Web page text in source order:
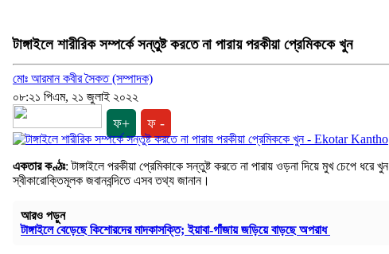
টাঙ্গাইলে শারীরিক সম্পর্কে সন্তুষ্ট করতে না পারায় পরকীয়া প্রেমিককে খুন
মোঃ আরমান কবীর সৈকত (সম্পাদক)
০৮:২১ পিএম, ২১ জুলাই ২০২২
ফ+ ফ -
একতার কণ্ঠঃ: টাঙ্গাইলে পরকীয়া প্রেমিকাকে সন্তুষ্ট করতে না পারায় ওড়না দিয়ে মুখ চেপে
স্বীকারোক্তিমূলক জবানবন্দিতে এসব তথ্য জানান।
আরও পড়ুন
টাঙ্গাইলে বেড়েছে কিশোরদের মাদকাসক্তি; ইয়াবা-গাঁজায় জড়িয়ে বাড়ছে অপরাধ